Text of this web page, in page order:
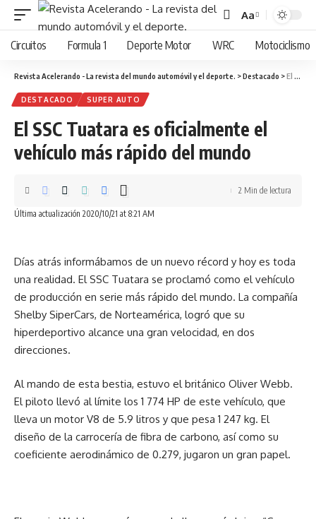
Cambiar
tamaño
fuente
Aa
Circuitos Formula 1 Deporte Motor WRC Motociclismo
Revista Acelerando - La revista del mundo automóvil y el deporte. >Destacado >El SSC Tuatara es oficialmente el vehículo más rápido del mundo
DESTACADO SUPER AUTO
El SSC Tuatara es oficialmente el
vehículo más rápido del mundo
Última actualización 2020/10/21 at 8:21 AM
2 Min de lectura
Días atrás informábamos de un nuevo récord y hoy es toda
una realidad. El SSC Tuatara se proclamó como el vehículo
de producción en serie más rápido del mundo. La compañía
Shelby SiperCars, de Norteamérica, logró que su
hiperdeportivo alcance una gran velocidad, en dos
direcciones.
Al mando de esta bestia, estuvo el británico Oliver Webb.
El piloto llevó al límite los 1 774 HP de este vehículo, que
lleva un motor V8 de 5.9 litros y que pesa 1 247 kg. El
diseño de la carrocería de fibra de carbono, así como su
coeficiente aerodinámico de 0.279, jugaron un gran papel.